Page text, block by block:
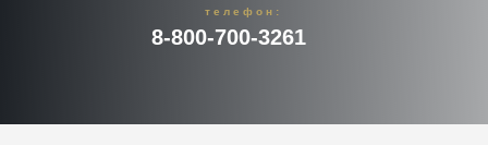
8-800-700-3261
телефон: